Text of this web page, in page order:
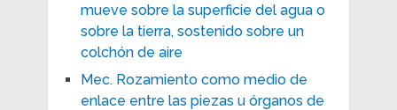
mueve sobre la superficie del agua o
sobre la tierra, sostenido sobre un
colchón de aire
Mec. Rozamiento como medio de
enlace entre las piezas u órganos de